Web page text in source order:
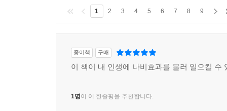
1 2 3 4 5 6 7 8 9
종이책 구매
이 책이 내 인생에 나비효과를 불러 일으킬 수
1명이 이 한줄평을 추천합니다.